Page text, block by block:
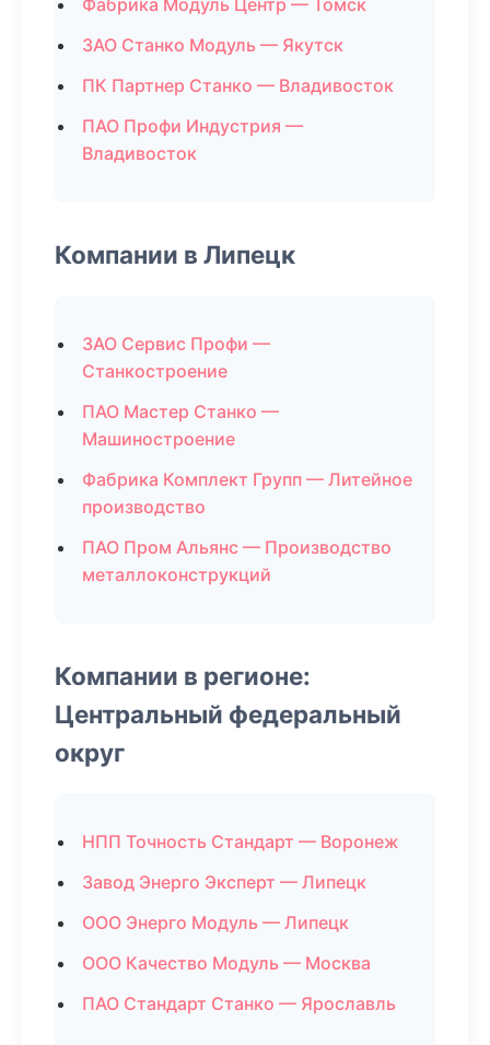
Фабрика Модуль Центр — Томск
ЗАО Станко Модуль — Якутск
ПК Партнер Станко — Владивосток
ПАО Профи Индустрия —
Владивосток
Компании в Липецк
ЗАО Сервис Профи —
Станкостроение
ПАО Мастер Станко —
Машиностроение
Фабрика Комплект Групп — Литейное
производство
ПАО Пром Альянс — Производство
металлоконструкций
Компании в регионе:
Центральный федеральный
округ
НПП Точность Стандарт — Воронеж
Завод Энерго Эксперт — Липецк
ООО Энерго Модуль — Липецк
ООО Качество Модуль — Москва
ПАО Стандарт Станко — Ярославль